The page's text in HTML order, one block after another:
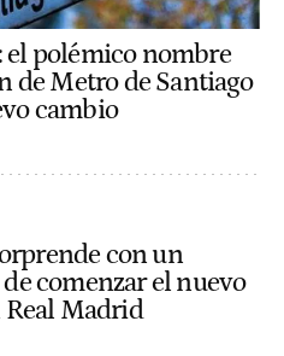
el polémico nombre
de Metro de Santiago
cambio
con un
comenzar el nuevo
Madrid